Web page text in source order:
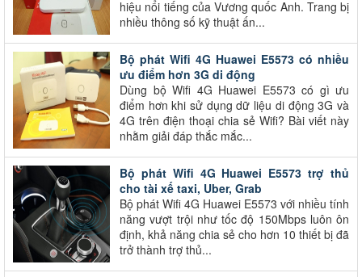
hiệu nổi tiếng của Vương quốc Anh. Trang bị
nhiều thông số kỹ thuật ấn...
Bộ phát Wifi 4G Huawei E5573 có nhiều
ưu điểm hơn 3G di động
Dùng bộ Wifi 4G Huawei E5573 có gì ưu
điểm hơn khi sử dụng dữ liệu di động 3G và
4G trên điện thoại chia sẻ Wifi? Bài viết này
nhằm giải đáp thắc mắc...
Bộ phát Wifi 4G Huawei E5573 trợ thủ
cho tài xế taxi, Uber, Grab
Bộ phát Wifi 4G Huawei E5573 với nhiều tính
năng vượt trội như tốc độ 150Mbps luôn ôn
định, khả năng chia sẻ cho hơn 10 thiết bị đã
trở thành trợ thủ...